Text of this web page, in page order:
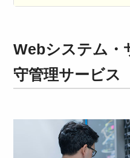
Webシステム・
守管理サービス